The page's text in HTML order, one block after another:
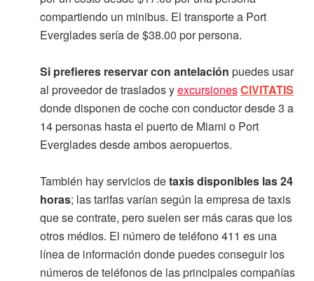
compartiendo un minibus. El transporte a Port
Everglades sería de $38.00 por persona.
Si prefieres reservar con antelación puedes usar
al proveedor de traslados yexcursionesCIVITATIS
donde disponen de coche con conductor desde 3 a
14 personas hasta el puerto de Miami o Port
Everglades desde ambos aeropuertos.
También hay servicios detaxis disponibles las 24
horas; las tarifas varían según la empresa de taxis
que se contrate, pero suelen ser más caras que los
otros médios. El número de teléfono 411 es una
línea de información donde puedes conseguir los
números de teléfonos de las principales compañías